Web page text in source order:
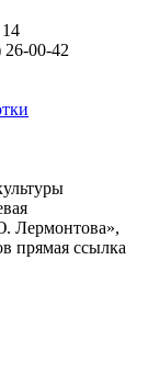
26-00-42
Лермонтова»,
прямая ссылка